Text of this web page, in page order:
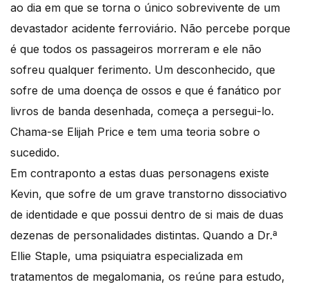
ao dia em que se torna o único sobrevivente de um
devastador acidente ferroviário. Não percebe porque
é que todos os passageiros morreram e ele não
sofreu qualquer ferimento. Um desconhecido, que
sofre de uma doença de ossos e que é fanático por
livros de banda desenhada, começa a persegui-lo.
Chama-se Elijah Price e tem uma teoria sobre o
sucedido.
Em contraponto a estas duas personagens existe
Kevin, que sofre de um grave transtorno dissociativo
de identidade e que possui dentro de si mais de duas
dezenas de personalidades distintas. Quando a Dr.ª
Ellie Staple, uma psiquiatra especializada em
tratamentos de megalomania, os reúne para estudo,